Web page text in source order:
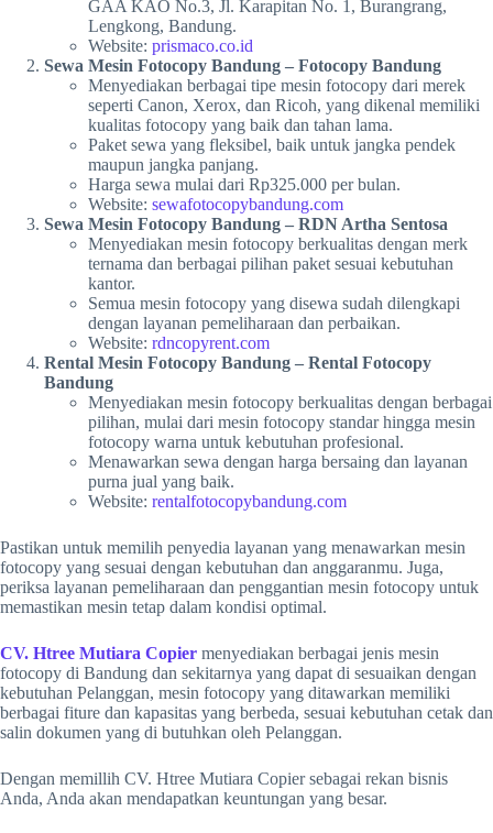
GAA KAO No.3, Jl. Karapitan No. 1, Burangrang,
Lengkong, Bandung.
Website: prismaco.co.id
Sewa Mesin Fotocopy Bandung – Fotocopy Bandung
Menyediakan berbagai tipe mesin fotocopy dari merek
seperti Canon, Xerox, dan Ricoh, yang dikenal memiliki
kualitas fotocopy yang baik dan tahan lama.
Paket sewa yang fleksibel, baik untuk jangka pendek
maupun jangka panjang.
Harga sewa mulai dari Rp325.000 per bulan.
Website: sewafotocopybandung.com
Sewa Mesin Fotocopy Bandung – RDN Artha Sentosa
Menyediakan mesin fotocopy berkualitas dengan merk
ternama dan berbagai pilihan paket sesuai kebutuhan
kantor.
Semua mesin fotocopy yang disewa sudah dilengkapi
dengan layanan pemeliharaan dan perbaikan.
Website: rdncopyrent.com
Rental Mesin Fotocopy Bandung – Rental Fotocopy
Bandung
Menyediakan mesin fotocopy berkualitas dengan berbagai
pilihan, mulai dari mesin fotocopy standar hingga mesin
fotocopy warna untuk kebutuhan profesional.
Menawarkan sewa dengan harga bersaing dan layanan
purna jual yang baik.
Website: rentalfotocopybandung.com
Pastikan untuk memilih penyedia layanan yang menawarkan mesin
fotocopy yang sesuai dengan kebutuhan dan anggaranmu. Juga,
periksa layanan pemeliharaan dan penggantian mesin fotocopy untuk
memastikan mesin tetap dalam kondisi optimal.
CV. Htree Mutiara Copier menyediakan berbagai jenis mesin
fotocopy di Bandung dan sekitarnya yang dapat di sesuaikan dengan
kebutuhan Pelanggan, mesin fotocopy yang ditawarkan memiliki
berbagai fiture dan kapasitas yang berbeda, sesuai kebutuhan cetak dan
salin dokumen yang di butuhkan oleh Pelanggan.
Dengan memillih CV. Htree Mutiara Copier sebagai rekan bisnis
Anda, Anda akan mendapatkan keuntungan yang besar.